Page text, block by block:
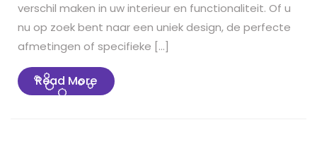
verschil maken in uw interieur en functionaliteit. Of u
nu op zoek bent naar een uniek design, de perfecte
afmetingen of specifieke […]
Read MoreRead
More